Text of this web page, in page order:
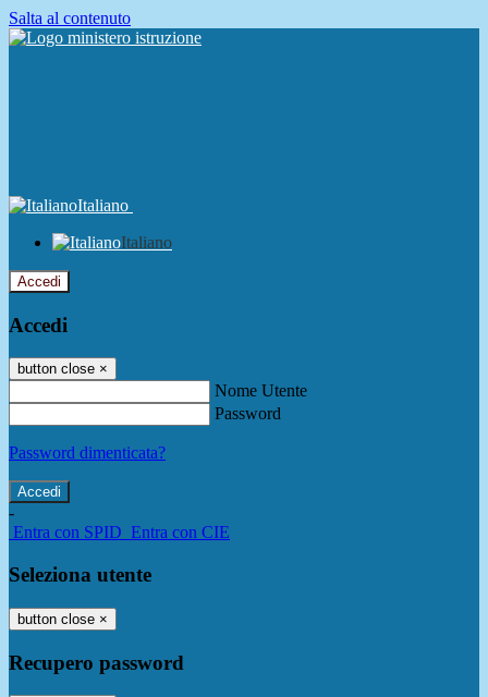
Salta al contenuto
Italiano
Italiano
Accedi
Accedi
button close ×
Nome Utente
Password
Password dimenticata?
-
Entra con SPID Entra con CIE
Seleziona utente
button close ×
Recupero password